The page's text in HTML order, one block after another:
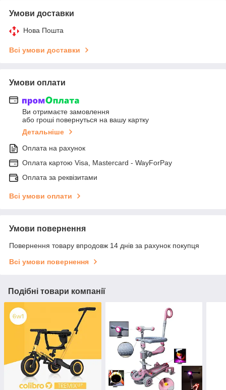
Умови доставки
Нова Пошта
Всі умови доставки
Умови оплати
Ви отримаєте замовлення
або гроші повернуться на вашу картку
Детальніше
Оплата на рахунок
Оплата картою Visa, Mastercard - WayForPay
Оплата за реквізитами
Всі умови оплати
Умови повернення
Повернення товару впродовж 14 днів за рахунок покупця
Всі умови повернення
Подібні товари компанії